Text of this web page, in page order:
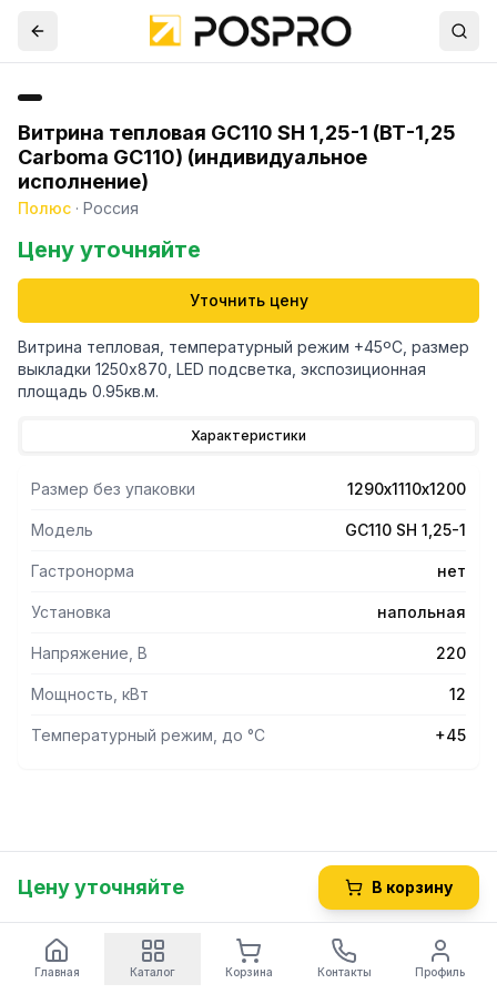
Витрина тепловая GC110 SH 1,25-1 (ВТ-1,25
Carboma GC110) (индивидуальное
исполнение)
Полюс · Россия
Цену уточняйте
Уточнить цену
Витрина тепловая, температурный режим +45ºС, размер
выкладки 1250х870, LED подсветка, экспозиционная
площадь 0.95кв.м.
Характеристики
Размер без упаковки 1290х1110х1200
Модель GC110 SH 1,25-1
Гастронорма нет
Установка напольная
Напряжение, В 220
Мощность, кВт 12
Температурный режим, до °С +45
Цену уточняйте В корзину
Главная Каталог Корзина Контакты Профиль